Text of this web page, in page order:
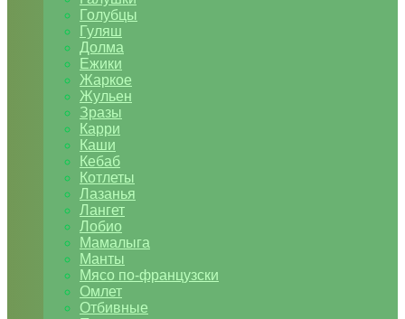
Голубцы
Гуляш
Долма
Ежики
Жаркое
Жульен
Зразы
Карри
Каши
Кебаб
Котлеты
Лазанья
Лангет
Лобио
Мамалыга
Манты
Мясо по-французски
Омлет
Отбивные